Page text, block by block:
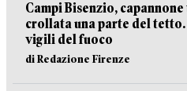
Campi Bisenzio,
crollata una parte del
vigili del fuoco
di Redazione Firenze